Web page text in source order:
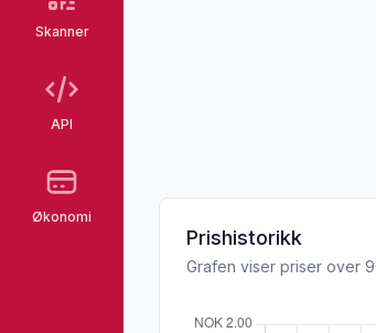
Skanner
API
Økonomi
Prishistorikk
Grafen viser priser over